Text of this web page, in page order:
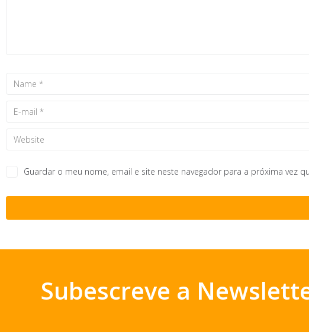
Guardar o meu nome, email e site neste navegador para a próxima vez
Subescreve a